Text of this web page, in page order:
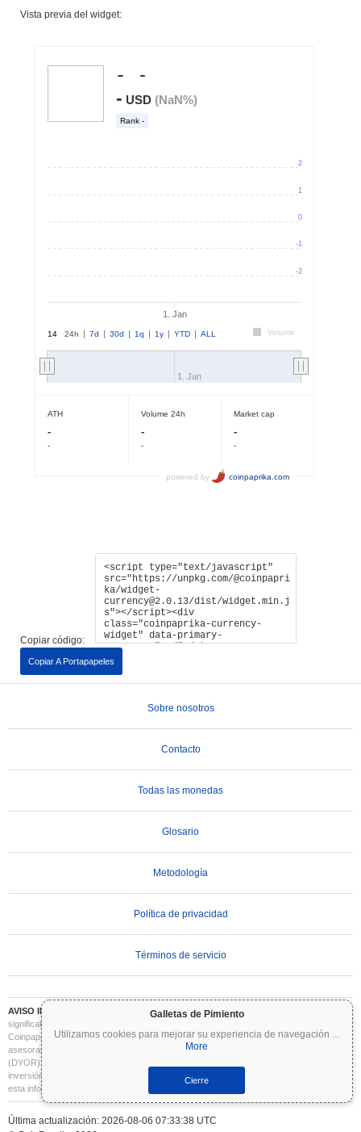
Galletas de Pimiento
Utilizamos cookies para mejorar su experiencia de navegación ...
More
Cierre
Vista previa del widget:
Copiar código:
Copiar A Portapapeles
Sobre nosotros
Contacto
Todas las monedas
Glosario
Metodología
Política de privacidad
Términos de servicio
AVISO IMPORTANTE:
Las criptomonedas son altamente volátiles e implican un riesgo
significativo. Puede perder parte o la totalidad de su inversión. Toda la información en
Coinpaprika se proporciona únicamente con fines informativos y no constituye
asesoramiento financiero o de inversión. Siempre realice su propia investigación
(DYOR) y consulte a un asesor financiero cualificado antes de tomar decisiones de
inversión. Coinpaprika no se hace responsable de las pérdidas derivadas del uso de
esta información.
Última actualización: 2026-08-06 07:33:38 UTC